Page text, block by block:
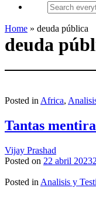
Search
everything...
Home » deuda pública
deuda
Posted in Africa,
Tantas
Vijay Prashad
Posted on 22 abril 2023
Posted in Analisis y